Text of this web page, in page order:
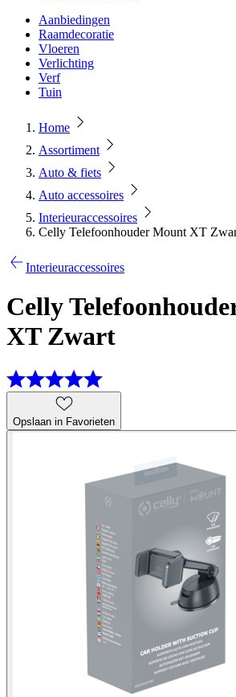
Aanbiedingen
Raamdecoratie
Vloeren
Verlichting
Verf
Tuin
Home
Assortiment
Auto & fiets
Auto accessoires
Interieuraccessoires
Celly Telefoonhouder Mount XT
Interieuraccessoires
Celly
XT Zwart
Opslaan in Favorieten